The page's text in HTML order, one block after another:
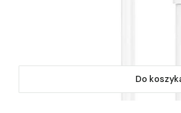
Do